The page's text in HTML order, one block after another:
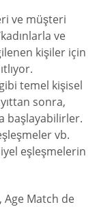
ve müşteri
ve
kişiler için
temel kişisel
sonra,
başlayabilirler.
vb.
eşleşmelerin
Age Match de